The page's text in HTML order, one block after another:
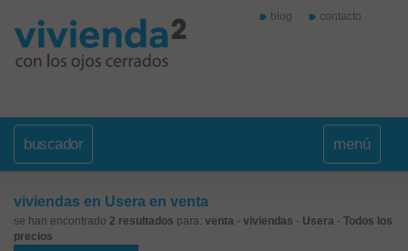
blog contacto
buscador menú
viviendas en Usera en venta
se han encontrado 2 resultados para: venta - viviendas - Usera - Todos los
precios